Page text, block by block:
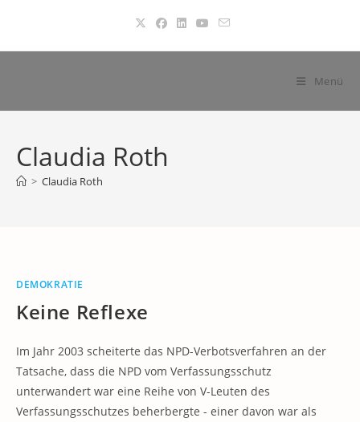
springen
Menü
Claudia Roth
> Claudia Roth
DEMOKRATIE
Keine Reflexe
Im Jahr 2003 scheiterte das NPD-Verbotsverfahren an der
Tatsache, dass die NPD vom Verfassungsschutz
unterwandert war eine Reihe von V-Leuten des
Verfassungsschutzes beherbergte - einer davon war als